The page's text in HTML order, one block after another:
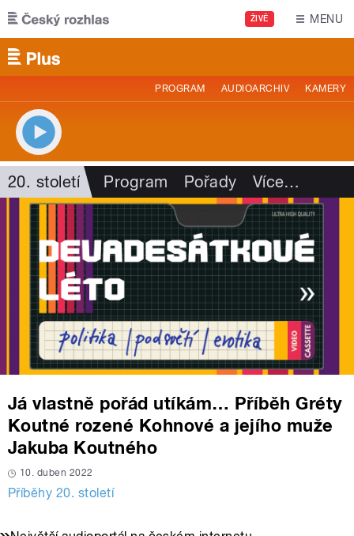
Přejít k hlavnímu obsahu
ŽIVĚ MENU
PROGRAM AUDIOARCHIV KAMERY
20. století Program Pořady Více…
Já vlastně pořád utíkám… Příběh Gréty
Koutné rozené Kohnové a jejího muže
Jakuba Koutného
10. duben 2022
Příběhy 20. století